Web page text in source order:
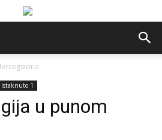
Istaknuto 1
u punom